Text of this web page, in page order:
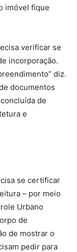
imóvel fique
verificar se
incorporação.
diz.
documentos
de
e
se certificar
– por meio
Urbano
de
de mostrar o
pedir para